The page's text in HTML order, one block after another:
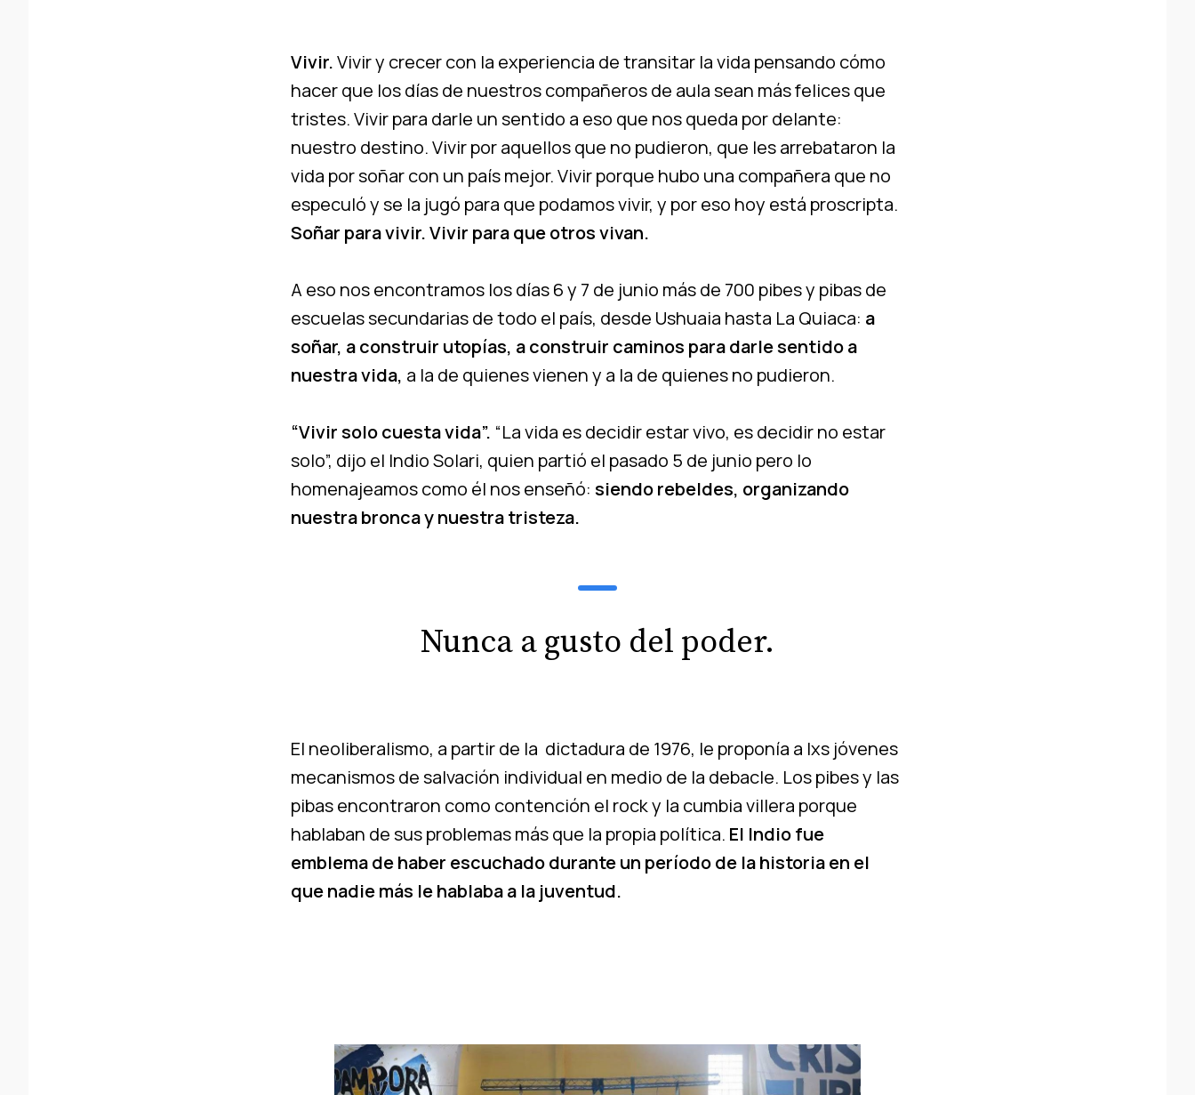
Vivir.Vivir y crecer con la experiencia de transitar la vida pensando cómo
hacer que los días de nuestros compañeros de aula sean más felices que
tristes. Vivir para darle un sentido a eso que nos queda por delante:
nuestro destino. Vivir por aquellos que no pudieron, que les arrebataron la
vida por soñar con un país mejor. Vivir porque hubo una compañera que no
especuló y se la jugó para que podamos vivir, y por eso hoy está proscripta.
Soñar para vivir. Vivir para que otros vivan.
A eso nos encontramos los días 6 y 7 de junio más de 700 pibes y pibas de
escuelas secundarias de todo el país, desde Ushuaia hasta La Quiaca: a
soñar, a construir utopías, a construir caminos para darle sentido a
nuestra vida, a la de quienes vienen y a la de quienes no pudieron.
“Vivir solo cuesta vida”. “La vida es decidir estar vivo, es decidir no estar
solo”, dijo el Indio Solari, quien partió el pasado 5 de junio pero lo
homenajeamos como él nos enseñó: siendo rebeldes, organizando
nuestra bronca y nuestra tristeza.
Nunca a gusto del poder.
El neoliberalismo, a partir de la dictadura de 1976, le proponía a lxs jóvenes
mecanismos de salvación individual en medio de la debacle. Los pibes y las
pibas encontraron como contención el rock y la cumbia villera porque
hablaban de sus problemas más que la propia política. El Indio fue
emblema de haber escuchado durante un período de la historia en el
que nadie más le hablaba a la juventud.